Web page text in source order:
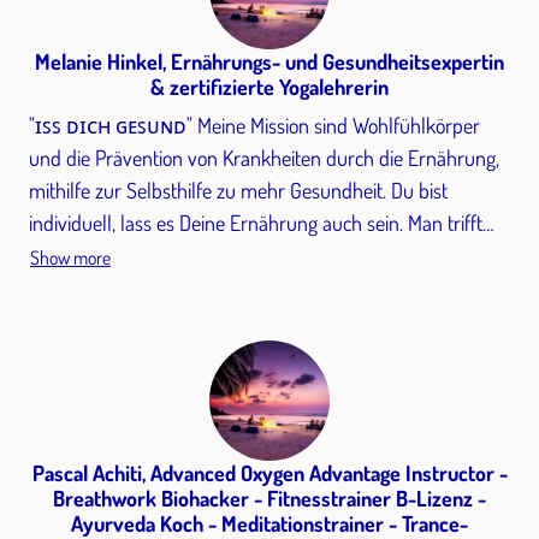
Melanie Hinkel, Ernährungs- und Gesundheitsexpertin
& zertifizierte Yogalehrerin
"ɪꜱꜱ ᴅɪᴄʜ ɢᴇꜱᴜɴᴅ" Meine Mission sind Wohlfühlkörper
und die Prävention von Krankheiten durch die Ernährung,
mithilfe zur Selbsthilfe zu mehr Gesundheit. Du bist
individuell, lass es Deine Ernährung auch sein. Man trifft
mich im 1:1, in Gruppen, in Firmen, in Hotels oder in
Show more
Pascal Achiti, Advanced Oxygen Advantage Instructor -
Breathwork Biohacker - Fitnesstrainer B-Lizenz -
Ayurveda Koch - Meditationstrainer - Trance-